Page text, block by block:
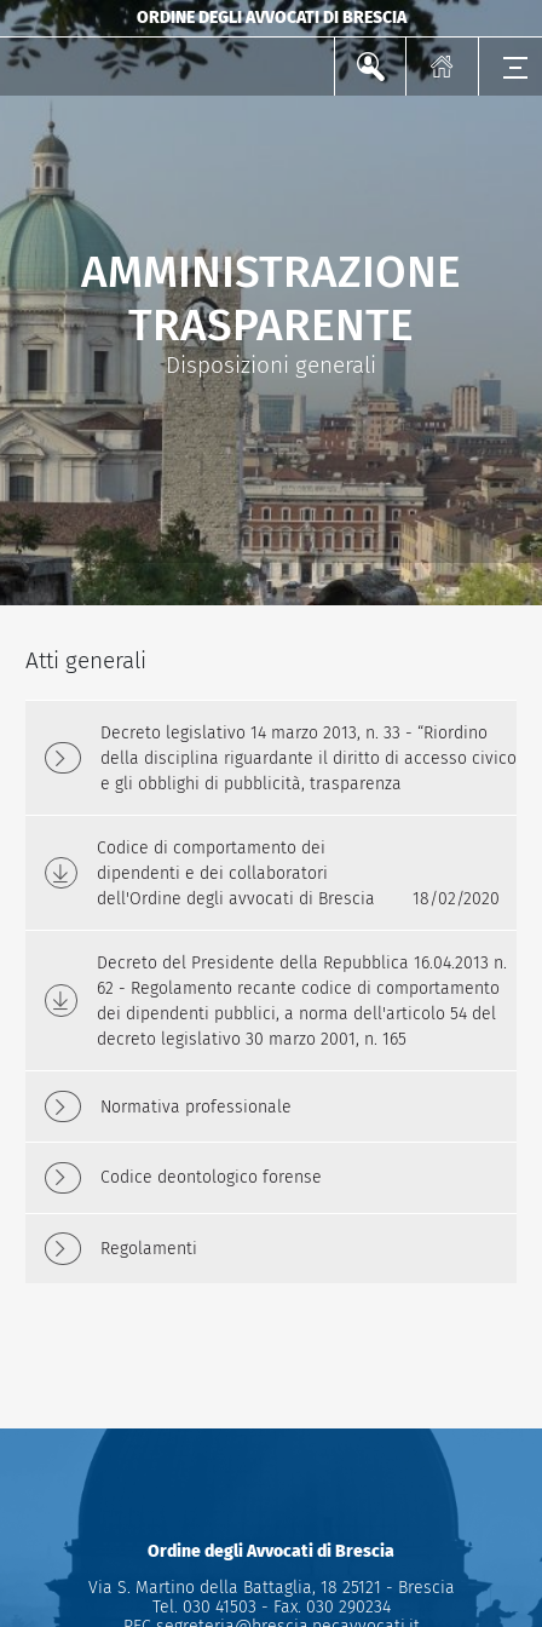
ORDINE DEGLI AVVOCATI DI BRESCIA
AMMINISTRAZIONE
TRASPARENTE
Disposizioni generali
Atti generali
Decreto legislativo 14 marzo 2013, n. 33 - “Riordino
della disciplina riguardante il diritto di accesso civico
e gli obblighi di pubblicità, trasparenza
Codice di comportamento dei
dipendenti e dei collaboratori
dell'Ordine degli avvocati di Brescia
18/02/2020
Decreto del Presidente della Repubblica 16.04.2013 n.
62 - Regolamento recante codice di comportamento
dei dipendenti pubblici, a norma dell'articolo 54 del
decreto legislativo 30 marzo 2001, n. 165
Normativa professionale
Codice deontologico forense
Regolamenti
Ordine degli Avvocati di Brescia
Via S. Martino della Battaglia, 18 25121 - Brescia
Tel. 030 41503 - Fax. 030 290234